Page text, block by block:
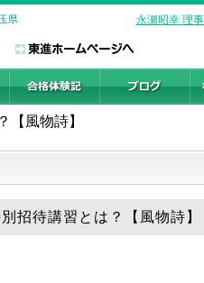
県 永瀬昭幸 理
【風物詩】
招待講習とは？【風物詩】